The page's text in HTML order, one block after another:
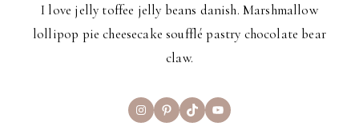
I love jelly toffee jelly beans danish. Marshmallow
lollipop pie cheesecake soufflé pastry chocolate bear
claw.
InstagramPinterest
TikTokYouTube